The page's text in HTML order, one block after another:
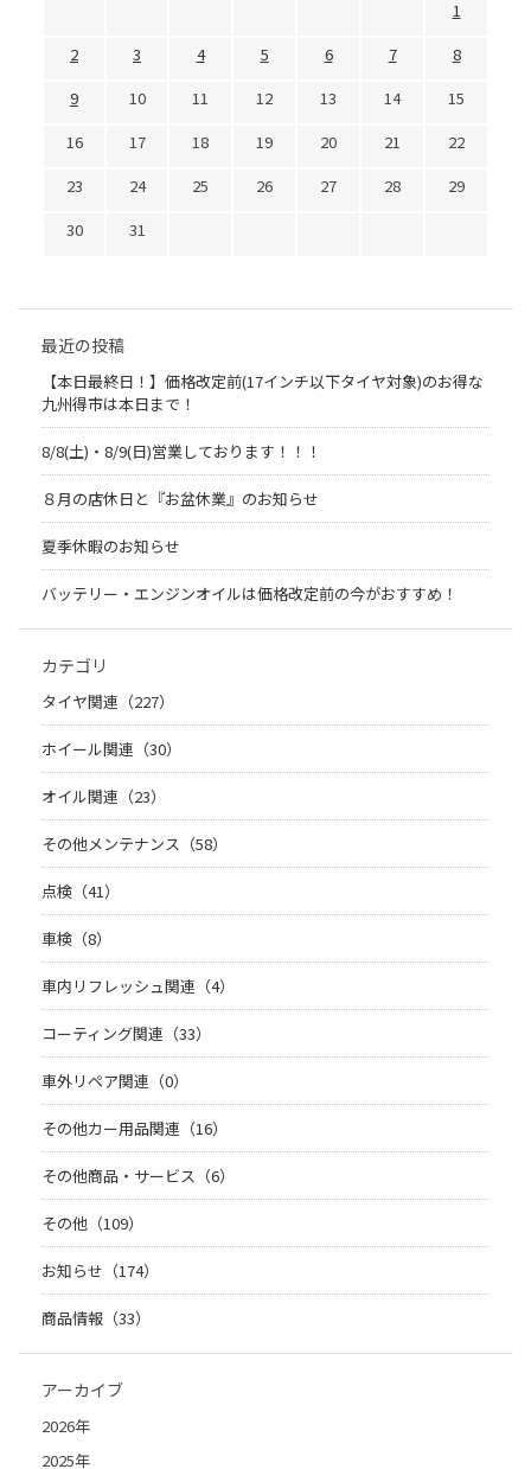
1
2
3 4 5 6 7
8
9
10 11 12 13 14
15
16
17 18 19 20 21
22
23
24 25 26 27 28
29
30
31
最近の投稿
【本日最終日！】価格改定前(17インチ以下タイヤ対象)のお得な
九州得市は本日まで！
8/8(土)・8/9(日)営業しております！！！
８月の店休日と『お盆休業』のお知らせ
夏季休暇のお知らせ
バッテリー・エンジンオイルは価格改定前の今がおすすめ！
カテゴリ
タイヤ関連（227）
ホイール関連（30）
オイル関連（23）
その他メンテナンス（58）
点検（41）
車検（8）
車内リフレッシュ関連（4）
コーティング関連（33）
車外リペア関連（0）
その他カー用品関連（16）
その他商品・サービス（6）
その他（109）
お知らせ（174）
商品情報（33）
アーカイブ
2026年
2025年